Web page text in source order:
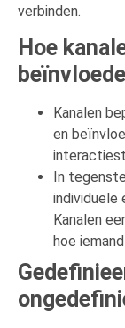
verbinden.
Hoe
Kanalen
en
In
individuele
Kanalen
hoe